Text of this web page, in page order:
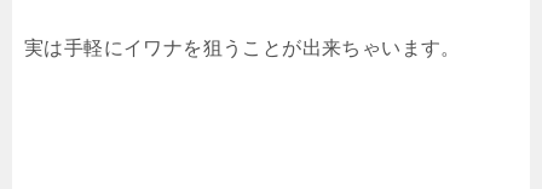
実は手軽にイワナを狙うことが出来ちゃいます。